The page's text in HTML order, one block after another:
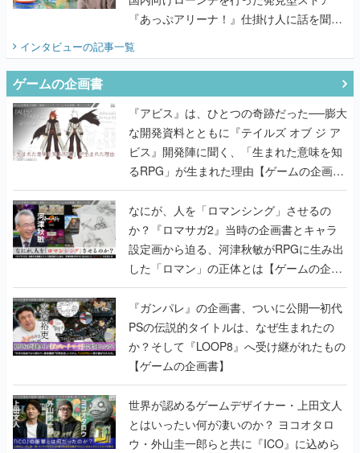
『あっぷアリーナ！』仕掛け人に話を聞い
てみた
インタビューの記事一覧
ゲームの企画書
『アビス』は、ひとつの奇跡だった──膨大
な開発資料とともに『テイルズ オブ ジ ア
ビス』開発陣に聞く、「生まれた意味を知
るRPG」が生まれた理由【ゲームの企画
書】
なにが、人を「ロマンシング」させるの
か？『ロマサガ2』当時の企画書とキャラ
設定画から迫る、河津秋敏がRPGに生み出
した「ロマン」の正体とは【ゲームの企画
書】
『ガンパレ』の企画書、ついに公開━初代
PSの伝説的タイトルは、なぜ生まれたの
か？そして『LOOP8』へ受け継がれたもの
【ゲームの企画書】
世界が認めるゲームデザイナー・上田文人
とはいったい何が凄いのか？ ヨコオタロ
ウ・外山圭一郎らと共に『ICO』に込めら